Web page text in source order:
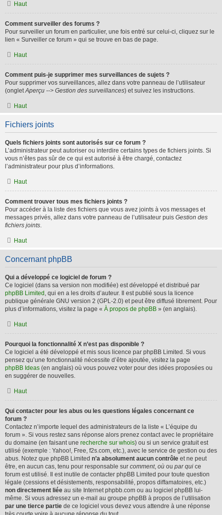
Haut
Comment surveiller des forums ?
Pour surveiller un forum en particulier, une fois entré sur celui-ci, cliquez sur le
lien « Surveiller ce forum » qui se trouve en bas de page.
Haut
Comment puis-je supprimer mes surveillances de sujets ?
Pour supprimer vos surveillances, allez dans votre panneau de l’utilisateur
(ongletAperçu --> Gestion des surveillances) et suivez les instructions.
Haut
Fichiers joints
Quels fichiers joints sont autorisés sur ce forum ?
L’administrateur peut autoriser ou interdire certains types de fichiers joints. Si
vous n’êtes pas sûr de ce qui est autorisé à être chargé, contactez
l’administrateur pour plus d’informations.
Haut
Comment trouver tous mes fichiers joints ?
Pour accéder à la liste des fichiers que vous avez joints à vos messages et
messages privés, allez dans votre panneau de l’utilisateur puis Gestion des
fichiers joints.
Haut
Concernant phpBB
Qui a développé ce logiciel de forum ?
Ce logiciel (dans sa version non modifiée) est développé et distribué par
phpBB Limited , qui en a les droits d’auteur. Il est publié sous la licence
publique générale GNU version 2 (GPL-2.0) et peut être diffusé librement. Pour
plus d’informations, visitez la page « À propos de phpBB » (en anglais).
Haut
Pourquoi la fonctionnalité X n’est pas disponible ?
Ce logiciel a été développé et mis sous licence par phpBB Limited. Si vous
pensez qu’une fonctionnalité nécessite d’être ajoutée, visitez la page
phpBB Ideas (en anglais) où vous pouvez voter pour des idées proposées ou
en suggérer de nouvelles.
Haut
Qui contacter pour les abus ou les questions légales concernant ce
forum ?
Contactez n’importe lequel des administrateurs de la liste « L’équipe du
forum ». Si vous restez sans réponse alors prenez contact avec le propriétaire
du domaine (en faisant une recherche sur whois) ou si un service gratuit est
utilisé (exemple : Yahoo!, Free, f2s.com, etc.), avec le service de gestion ou des
abus. Notez que phpBB Limited n’a absolument aucun contrôle et ne peut
être, en aucun cas, tenu pour responsable sur comment, où ou par qui ce
forum est utilisé. Il est inutile de contacter phpBB Limited pour toute question
légale (cessions et désistements, responsabilité, propos diffamatoires, etc.)
non directement liée au site Internet phpbb.com ou au logiciel phpBB lui-
même. Si vous adressez un e-mail au groupe phpBB à propos de l’utilisation
par une tierce partie de ce logiciel vous devez vous attendre à une réponse